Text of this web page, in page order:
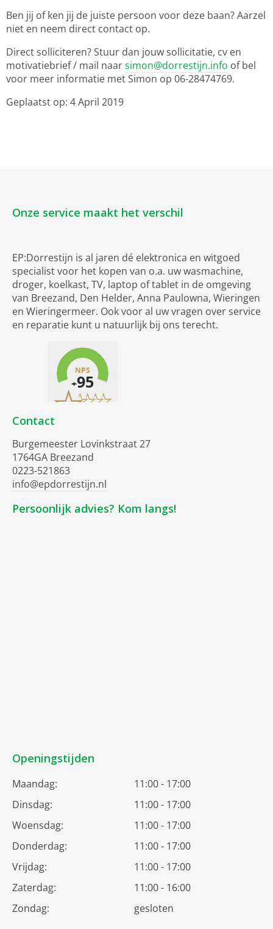
Ben jij of ken jij de juiste persoon voor deze baan? Aarzel
niet en neem direct contact op.
Direct solliciteren? Stuur dan jouw sollicitatie, cv en
motivatiebrief / mail naarsimon@dorrestijn.info of bel
voor meer informatie met Simon op 06-28474769.
Geplaatst op: 4 April 2019
Onze service maakt het verschil
EP:Dorrestijn is al jaren dé elektronica en witgoed
specialist voor het kopen van o.a. uw wasmachine,
droger, koelkast, TV, laptop of tablet in de omgeving
van Breezand, Den Helder, Anna Paulowna, Wieringen
en Wieringermeer. Ook voor al uw vragen over service
en reparatie kunt u natuurlijk bij ons terecht.
Contact
Burgemeester Lovinkstraat 27
1764GA Breezand
0223-521863
info@epdorrestijn.nl
Persoonlijk advies? Kom langs!
Openingstijden
Maandag:
11:00 - 17:00
Dinsdag:
11:00 - 17:00
Woensdag:
11:00 - 17:00
Donderdag:
11:00 - 17:00
Vrijdag:
11:00 - 17:00
Zaterdag:
11:00 - 16:00
Zondag:
gesloten